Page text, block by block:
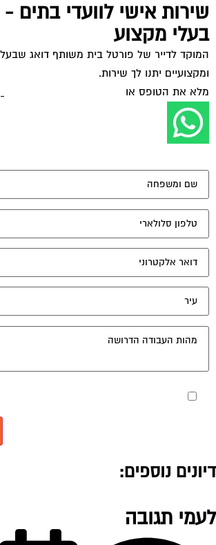
שירות אישי לוועדי בתים -
בעלי מקצוע
המוקד לדייר של פורטל בית משותף דואג שבעלי
ומקצועיים יתנו לך שירות.
מלא את הטופס אולחץ לשליחת הודעת ווצאפ
מאשר את תנאי הפרטיות
נוספים:
תגובה